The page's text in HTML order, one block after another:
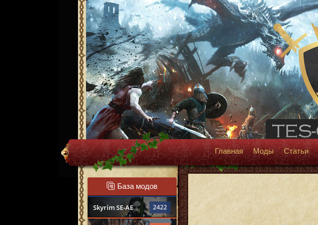
Главная Моды Статьи
База модов
Skyrim SE-AE 2422